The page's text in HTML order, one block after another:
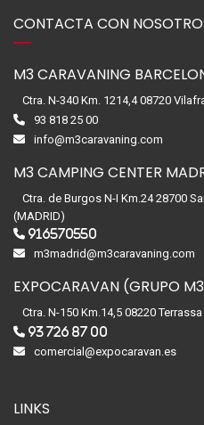
CONTACTA CON
M3 CARAVANING
Ctra. N-340 Km. 1214,4 08720
93 818 25 00
info@m3caravaning.com
M3 CAMPING CENTER
Ctra. de Burgos N-I Km.24 28700
(MADRID)
916570550
m3madrid@m3caravaning.com
EXPOCARAVAN (GRUPO
Ctra. N-150 Km.14,5 08220
93 726 87 00
comercial@expocaravan.es
LINKS